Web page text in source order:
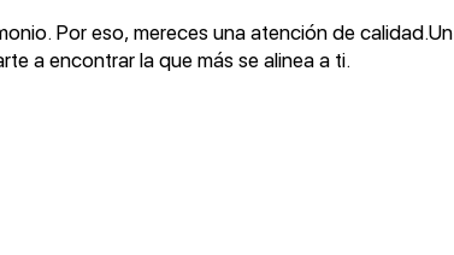
Por eso, mereces una atención de calidad.Un
a encontrar la que más se alinea a ti.